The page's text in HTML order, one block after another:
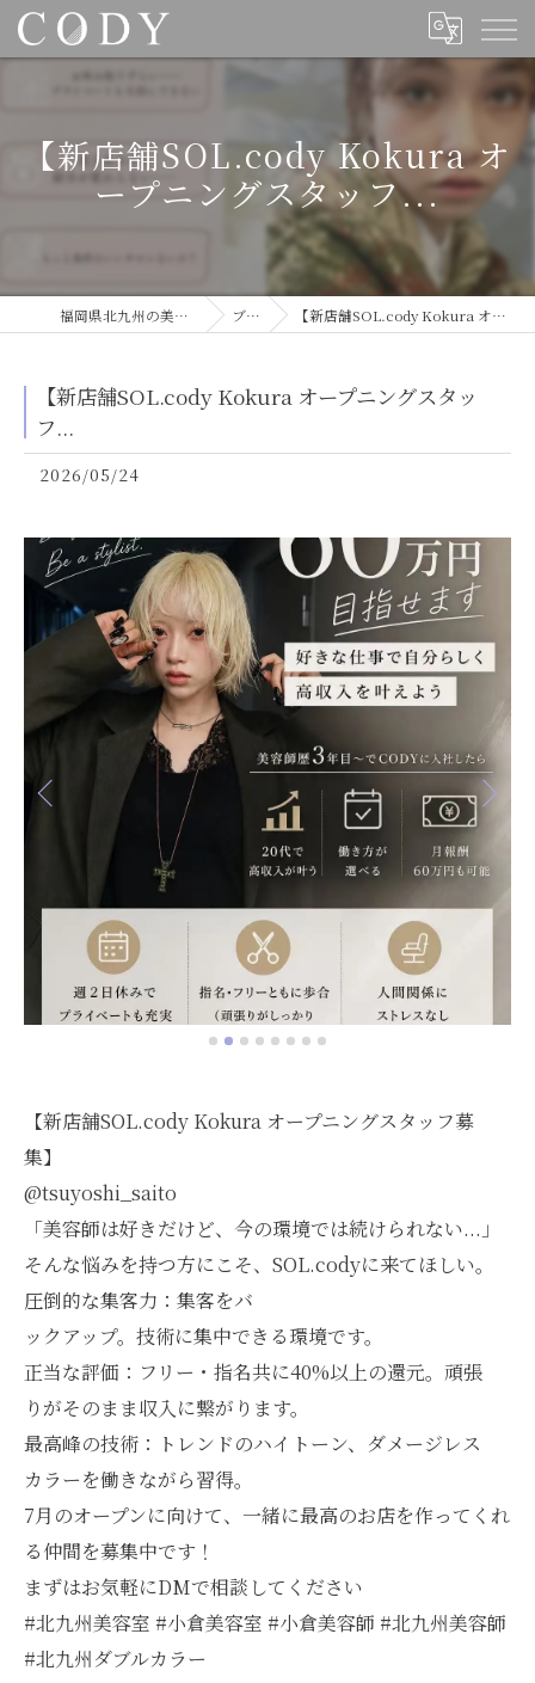
【新店舗SOL.cody Kokura オ
ープニングスタッフ...
福岡県北九州の美容室ならCODY ブログ 【新店舗SOL.cody Kokura オープニングスタッフ...
【新店舗SOL.cody Kokura オープニングスタッ
フ...
2026/05/24
【新店舗SOL.cody Kokura オープニングスタッフ募
集】
@tsuyoshi_saito
「美容師は好きだけど、今の環境では続けられない...」
そんな悩みを持つ方にこそ、SOL.codyに来てほしい。
圧倒的な集客力：集客をバ
ックアップ。技術に集中できる環境です。
正当な評価：フリー・指名共に40%以上の還元。頑張
りがそのまま収入に繋がります。
最高峰の技術：トレンドのハイトーン、ダメージレス
カラーを働きながら習得。
7月のオープンに向けて、一緒に最高のお店を作ってくれ
る仲間を募集中です！
まずはお気軽にDMで相談してください
#北九州美容室 #小倉美容室 #小倉美容師 #北九州美容師
#北九州ダブルカラー